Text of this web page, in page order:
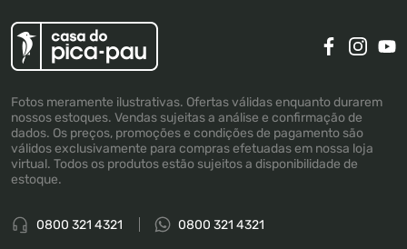
Fotos meramente ilustrativas. Ofertas válidas enquanto durarem
nossos estoques. Vendas sujeitas a análise e confirmação de
dados. Os preços, promoções e condições de pagamento são
válidos exclusivamente para compras efetuadas em nossa loja
virtual. Todos os produtos estão sujeitos a disponibilidade de
estoque.
0800 321 4321 0800 321 4321